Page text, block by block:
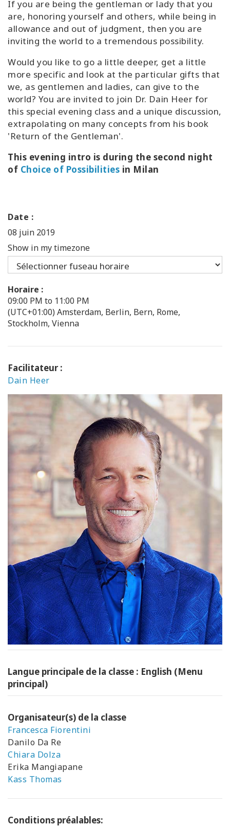
If you are being the gentleman or lady that you
are, honoring yourself and others, while being in
allowance and out of judgment, then you are
inviting the world to a tremendous possibility.
Would you like to go a little deeper, get a little
more specific and look at the particular gifts that
we, as gentlemen and ladies, can give to the
world? You are invited to join Dr. Dain Heer for
this special evening class and a unique discussion,
extrapolating on many concepts from his book
'Return of the Gentleman'.
This evening intro is during the second night
of Choice of Possibilities in Milan
Date :
08 juin 2019
Show in my timezone
Horaire :
09:00 PM to 11:00 PM
(UTC+01:00) Amsterdam, Berlin, Bern, Rome,
Stockholm, Vienna
Facilitateur :
Dain Heer
Langue principale de la classe : English (Menu
principal)
Organisateur(s) de la classe
Francesca Fiorentini
Danilo Da Re
Chiara Dolza
Erika Mangiapane
Kass Thomas
Conditions préalables: